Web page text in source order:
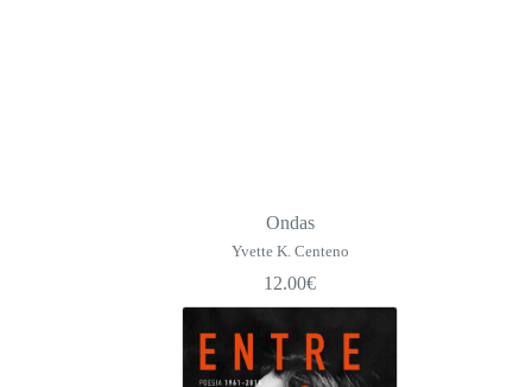
Ondas
Yvette K. Centeno
12.00€